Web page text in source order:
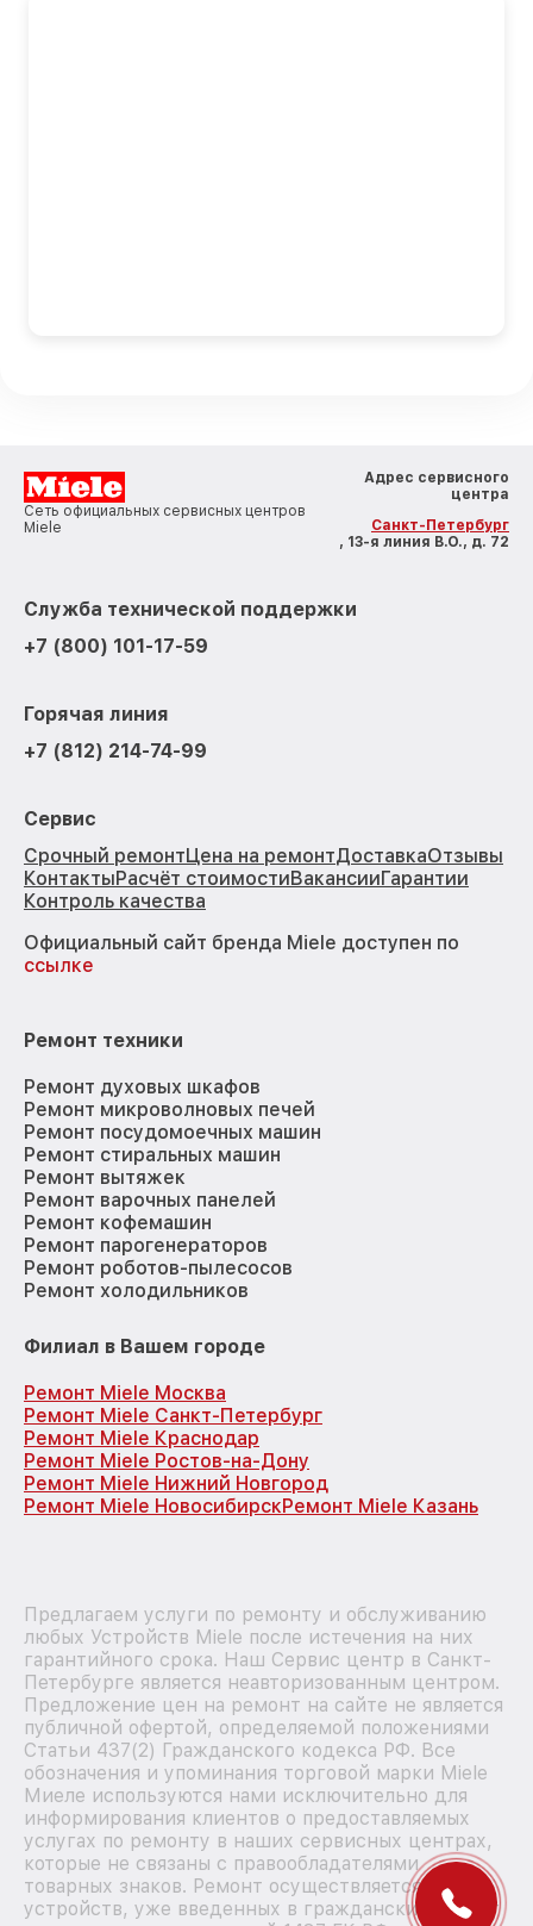
Сеть официальных сервисных центров
Miele
Адрес сервисного
центра
Санкт-Петербург
, 13-я линия В.О., д. 72
Служба технической поддержки
+7 (800) 101-17-59
Горячая линия
+7 (812) 214-74-99
Сервис
Срочный ремонтЦена на ремонтДоставкаОтзывы
КонтактыРасчёт стоимостиВакансииГарантии
Контроль качества
Официальный сайт бренда Miele доступен по
ссылке
Ремонт техники
Ремонт духовых шкафов
Ремонт микроволновых печей
Ремонт посудомоечных машин
Ремонт стиральных машин
Ремонт вытяжек
Ремонт варочных панелей
Ремонт кофемашин
Ремонт парогенераторов
Ремонт роботов-пылесосов
Ремонт холодильников
Филиал в Вашем городе
Ремонт Miele Москва
Ремонт Miele Санкт-Петербург
Ремонт Miele Краснодар
Ремонт Miele Ростов-на-Дону
Ремонт Miele Нижний Новгород
Ремонт Miele НовосибирскРемонт Miele Казань
Предлагаем услуги по ремонту и обслуживанию
любых Устройств Miele после истечения на них
гарантийного срока. Наш Сервис центр в Санкт-
Петербурге является неавторизованным центром.
Предложение цен на ремонт на сайте не является
публичной офертой, определяемой положениями
Статьи 437(2) Гражданского кодекса РФ. Все
обозначения и упоминания торговой марки Miele
Миеле используются нами исключительно для
информирования клиентов о предоставляемых
услугах по ремонту в наших сервисных центрах,
которые не связаны с правообладателями
товарных знаков. Ремонт осуществляется для
устройств, уже введенных в гражданский оборот